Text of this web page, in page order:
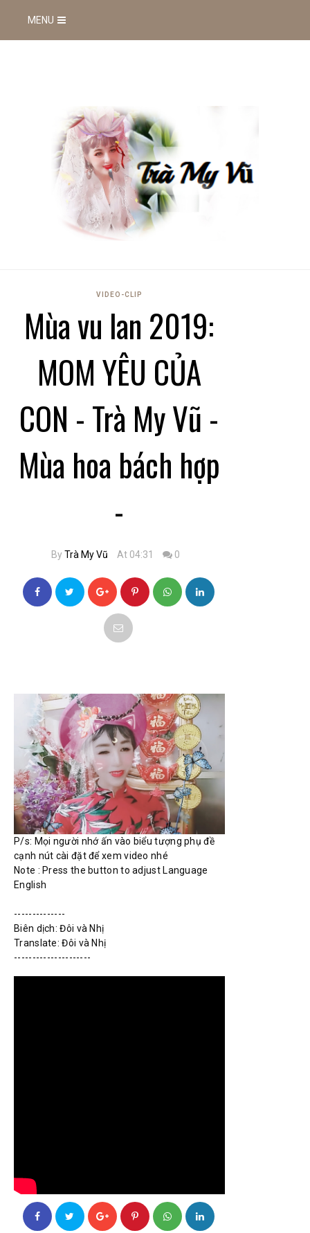
MENU
VIDEO-CLIP
Mùa vu lan 2019:
MOM YÊU CỦA
CON - Trà My Vũ -
Mùa hoa bách hợp
-
ByTrà My Vũ At 04:31 0
P/s: Mọi người nhớ ấn vào biểu tượng phụ đề
cạnh nút cài đặt để xem video nhé
Note : Press the button to adjust Language
English
--------------
Biên dịch: Đôi và Nhị
Translate: Đôi và Nhị
---------------------